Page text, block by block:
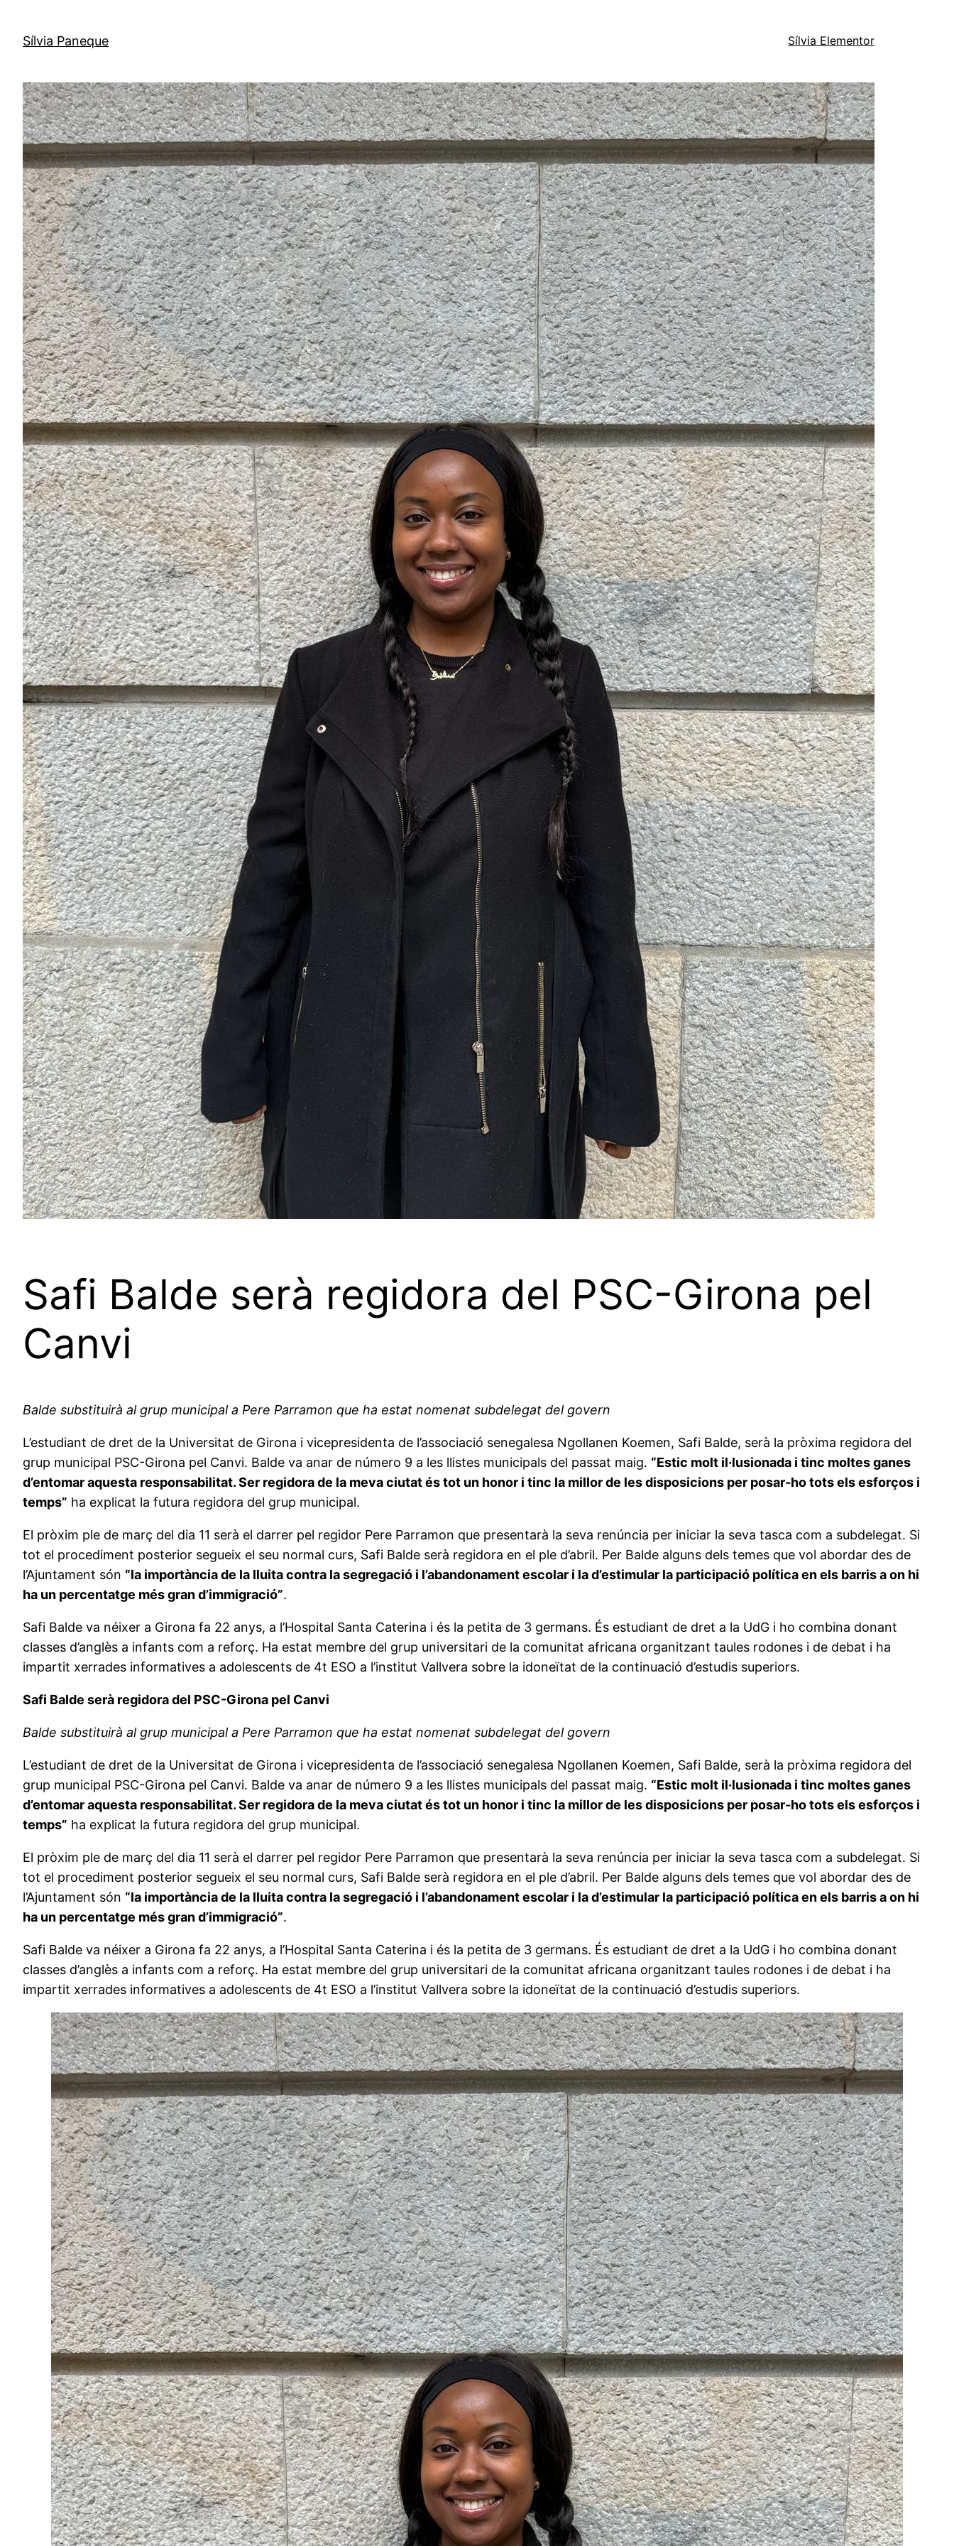
Sílvia Paneque Sílvia Elementor
Safi Balde serà regidora del PSC-Girona pel
Canvi
Balde substituirà al grup municipal a Pere Parramon que ha estat nomenat subdelegat del govern
L’estudiant de dret de la Universitat de Girona i vicepresidenta de l’associació senegalesa Ngollanen Koemen, Safi Balde, serà la pròxima regidora del
grup municipal PSC-Girona pel Canvi. Balde va anar de número 9 a les llistes municipals del passat maig. “Estic molt il·lusionada i tinc moltes ganes
d’entomar aquesta responsabilitat. Ser regidora de la meva ciutat és tot un honor i tinc la millor de les disposicions per posar-ho tots els esforços i
temps” ha explicat la futura regidora del grup municipal.
El pròxim ple de març del dia 11 serà el darrer pel regidor Pere Parramon que presentarà la seva renúncia per iniciar la seva tasca com a subdelegat. Si
tot el procediment posterior segueix el seu normal curs, Safi Balde serà regidora en el ple d’abril. Per Balde alguns dels temes que vol abordar des de
l’Ajuntament són “la importància de la lluita contra la segregació i l’abandonament escolar i la d’estimular la participació política en els barris a on hi
ha un percentatge més gran d’immigració”.
Safi Balde va néixer a Girona fa 22 anys, a l’Hospital Santa Caterina i és la petita de 3 germans. És estudiant de dret a la UdG i ho combina donant
classes d’anglès a infants com a reforç. Ha estat membre del grup universitari de la comunitat africana organitzant taules rodones i de debat i ha
impartit xerrades informatives a adolescents de 4t ESO a l’institut Vallvera sobre la idoneïtat de la continuació d’estudis superiors.
Safi Balde serà regidora del PSC-Girona pel Canvi
Balde substituirà al grup municipal a Pere Parramon que ha estat nomenat subdelegat del govern
L’estudiant de dret de la Universitat de Girona i vicepresidenta de l’associació senegalesa Ngollanen Koemen, Safi Balde, serà la pròxima regidora del
grup municipal PSC-Girona pel Canvi. Balde va anar de número 9 a les llistes municipals del passat maig. “Estic molt il·lusionada i tinc moltes ganes
d’entomar aquesta responsabilitat. Ser regidora de la meva ciutat és tot un honor i tinc la millor de les disposicions per posar-ho tots els esforços i
temps” ha explicat la futura regidora del grup municipal.
El pròxim ple de març del dia 11 serà el darrer pel regidor Pere Parramon que presentarà la seva renúncia per iniciar la seva tasca com a subdelegat. Si
tot el procediment posterior segueix el seu normal curs, Safi Balde serà regidora en el ple d’abril. Per Balde alguns dels temes que vol abordar des de
l’Ajuntament són “la importància de la lluita contra la segregació i l’abandonament escolar i la d’estimular la participació política en els barris a on hi
ha un percentatge més gran d’immigració”.
Safi Balde va néixer a Girona fa 22 anys, a l’Hospital Santa Caterina i és la petita de 3 germans. És estudiant de dret a la UdG i ho combina donant
classes d’anglès a infants com a reforç. Ha estat membre del grup universitari de la comunitat africana organitzant taules rodones i de debat i ha
impartit xerrades informatives a adolescents de 4t ESO a l’institut Vallvera sobre la idoneïtat de la continuació d’estudis superiors.